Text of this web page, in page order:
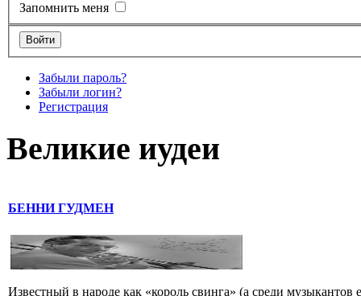
Запомнить меня
Забыли пароль?
Забыли логин?
Регистрация
Великие иудеи
БЕННИ ГУДМЕН
Известный в народе как «король свинга» (а среди